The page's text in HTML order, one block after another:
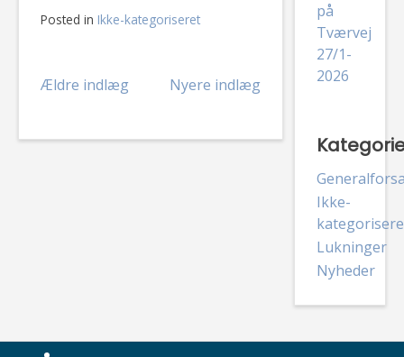
Posted in Ikke-kategoriseret
Navigation
til
Ældre indlæg Nyere indlæg
på
Tværvej
27/1-
2026
Ikke-
Lukninger
Nyheder